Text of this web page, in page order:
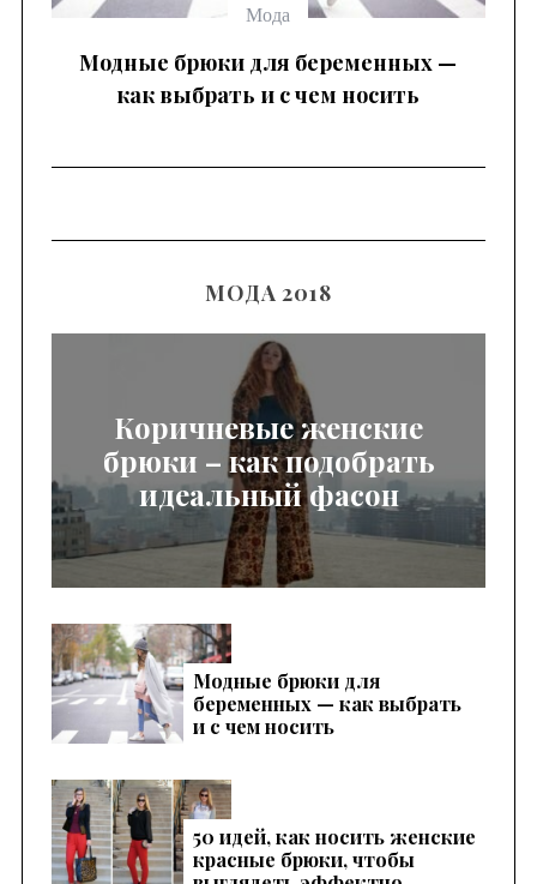
Мода
Модные брюки для беременных —
как выбрать и с чем носить
МОДА 2018
Коричневые женские
брюки – как подобрать
идеальный фасон
Модные брюки для
беременных — как выбрать
и с чем носить
50 идей, как носить женские
красные брюки, чтобы